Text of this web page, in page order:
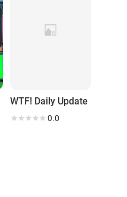
WTF! Daily Update
0.0